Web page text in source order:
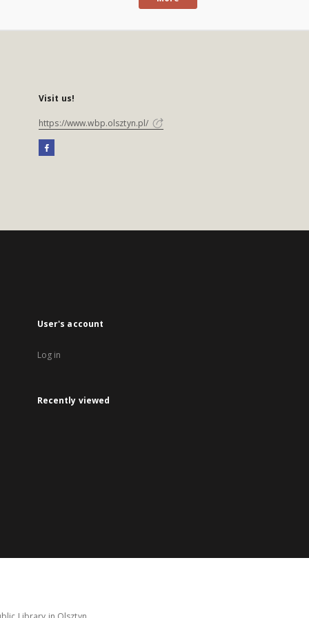
Visit us!
https://www.wbp.olsztyn.pl/
User's account
Log in
Recently viewed